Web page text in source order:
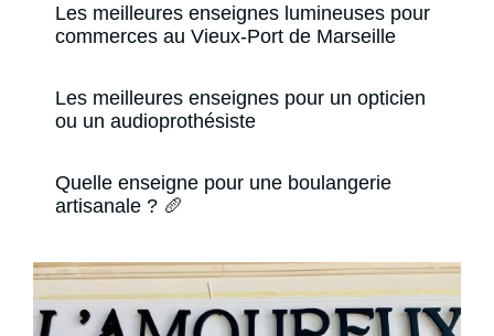
Les meilleures enseignes lumineuses pour
commerces au Vieux-Port de Marseille
Les meilleures enseignes pour un opticien
ou un audioprothésiste
Quelle enseigne pour une boulangerie
artisanale ? 🥖